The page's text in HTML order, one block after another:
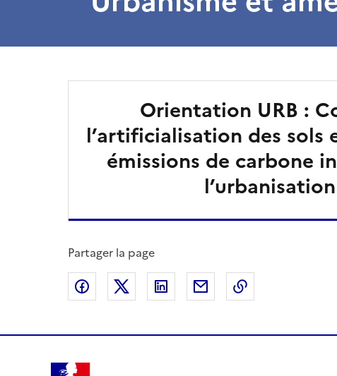
Orientation URB :
l’artificialisation des sols
émissions de carbone
l’urbanisation
Partager la page
Partager sur Facebook
Partager sur XPartager sur LinkedIn
Partager par email